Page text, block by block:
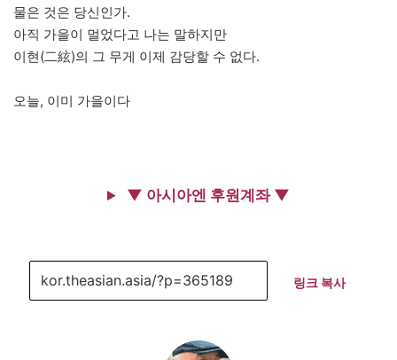
물은 것은 당신인가.
아직 가을이 멀었다고 나는 말하지만
이현(二絃)의 그 무게 이제 감당할 수 없다.
오늘, 이미 가을이다
▼ 아시아엔 후원계좌 ▼
링크 복사